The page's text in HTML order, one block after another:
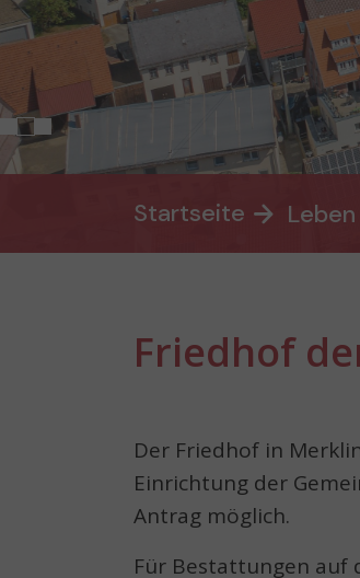
Startseite Leben
Friedhof
Der Friedhof in
Einrichtung der
Antrag möglich.
Für Bestattungen auf